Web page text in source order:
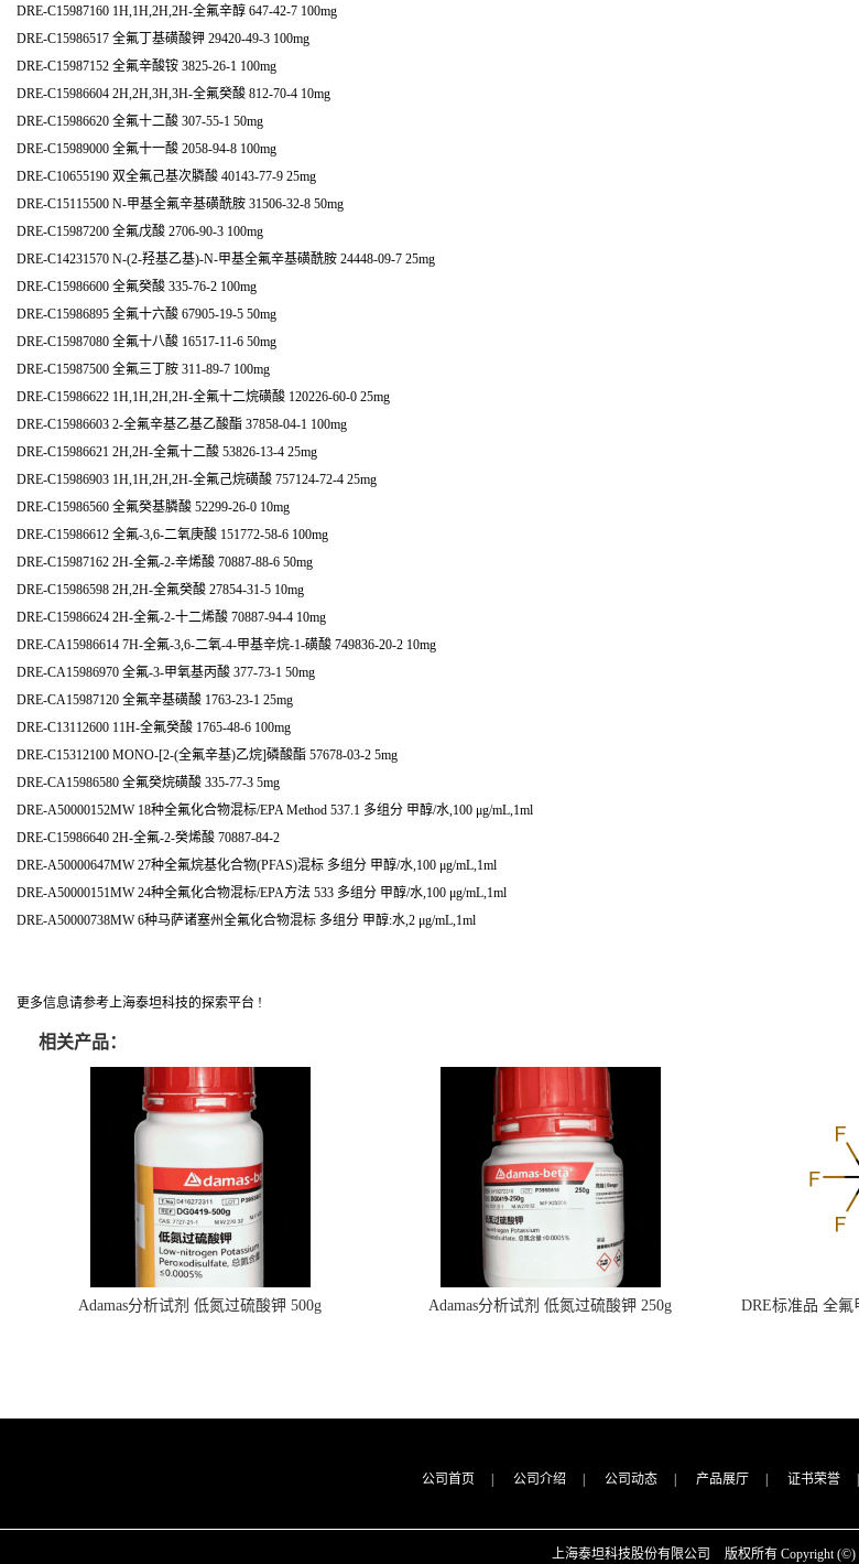
DRE-C15987160 1H,1H,2H,2H-全氟辛醇 647-42-7 100mg
DRE-C15986517 全氟丁基磺酸钾 29420-49-3 100mg
DRE-C15987152 全氟辛酸铵 3825-26-1 100mg
DRE-C15986604 2H,2H,3H,3H-全氟癸酸 812-70-4 10mg
DRE-C15986620 全氟十二酸 307-55-1 50mg
DRE-C15989000 全氟十一酸 2058-94-8 100mg
DRE-C10655190 双全氟己基次膦酸 40143-77-9 25mg
DRE-C15115500 N-甲基全氟辛基磺酰胺 31506-32-8 50mg
DRE-C15987200 全氟戊酸 2706-90-3 100mg
DRE-C14231570 N-(2-羟基乙基)-N-甲基全氟辛基磺酰胺 24448-09-7 25mg
DRE-C15986600 全氟癸酸 335-76-2 100mg
DRE-C15986895 全氟十六酸 67905-19-5 50mg
DRE-C15987080 全氟十八酸 16517-11-6 50mg
DRE-C15987500 全氟三丁胺 311-89-7 100mg
DRE-C15986622 1H,1H,2H,2H-全氟十二烷磺酸 120226-60-0 25mg
DRE-C15986603 2-全氟辛基乙基乙酸酯 37858-04-1 100mg
DRE-C15986621 2H,2H-全氟十二酸 53826-13-4 25mg
DRE-C15986903 1H,1H,2H,2H-全氟己烷磺酸 757124-72-4 25mg
DRE-C15986560 全氟癸基膦酸 52299-26-0 10mg
DRE-C15986612 全氟-3,6-二氧庚酸 151772-58-6 100mg
DRE-C15987162 2H-全氟-2-辛烯酸 70887-88-6 50mg
DRE-C15986598 2H,2H-全氟癸酸 27854-31-5 10mg
DRE-C15986624 2H-全氟-2-十二烯酸 70887-94-4 10mg
DRE-CA15986614 7H-全氟-3,6-二氧-4-甲基辛烷-1-磺酸 749836-20-2 10mg
DRE-CA15986970 全氟-3-甲氧基丙酸 377-73-1 50mg
DRE-CA15987120 全氟辛基磺酸 1763-23-1 25mg
DRE-C13112600 11H-全氟癸酸 1765-48-6 100mg
DRE-C15312100 MONO-[2-(全氟辛基)乙烷]磷酸酯 57678-03-2 5mg
DRE-CA15986580 全氟癸烷磺酸 335-77-3 5mg
DRE-A50000152MW 18种全氟化合物混标/EPA Method 537.1 多组分 甲醇/水,100 μg/mL,1ml
DRE-C15986640 2H-全氟-2-癸烯酸 70887-84-2
DRE-A50000647MW 27种全氟烷基化合物(PFAS)混标 多组分 甲醇/水,100 μg/mL,1ml
DRE-A50000151MW 24种全氟化合物混标/EPA方法 533 多组分 甲醇/水,100 μg/mL,1ml
DRE-A50000738MW 6种马萨诸塞州全氟化合物混标 多组分 甲醇:水,2 μg/mL,1ml
更多信息请参考上海泰坦科技的探索平台 !
相关产品：
Adamas分析试剂 低氮过硫酸钾 500g
Adamas分析试剂 低氮过硫酸钾 250g
DRE标准品 全氟
公司首页 | 公司介绍 | 公司动态 | 产品展厅 | 证书荣誉 |
上海泰坦科技股份有限公司 版权所有 Copyright (©)